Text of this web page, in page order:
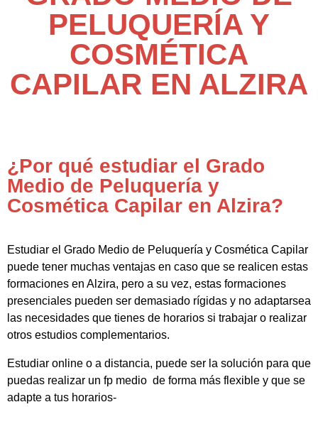
PELUQUERÍA Y
COSMÉTICA
CAPILAR EN ALZIRA
¿Por qué estudiar el Grado
Medio de Peluquería y
Cosmética Capilar en Alzira?
Estudiar el Grado Medio de Peluquería y Cosmética Capilar
puede tener muchas ventajas en caso que se realicen estas
formaciones en Alzira, pero a su vez, estas formaciones
presenciales pueden ser demasiado rígidas y no adaptarsea
las necesidades que tienes de horarios si trabajar o realizar
otros estudios complementarios.
Estudiar online o a distancia, puede ser la solución para que
puedas realizar un fp medio de forma más flexible y que se
adapte a tus horarios-